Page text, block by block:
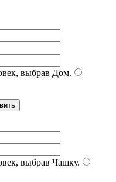
выбрав Дом.
выбрав Чашку.